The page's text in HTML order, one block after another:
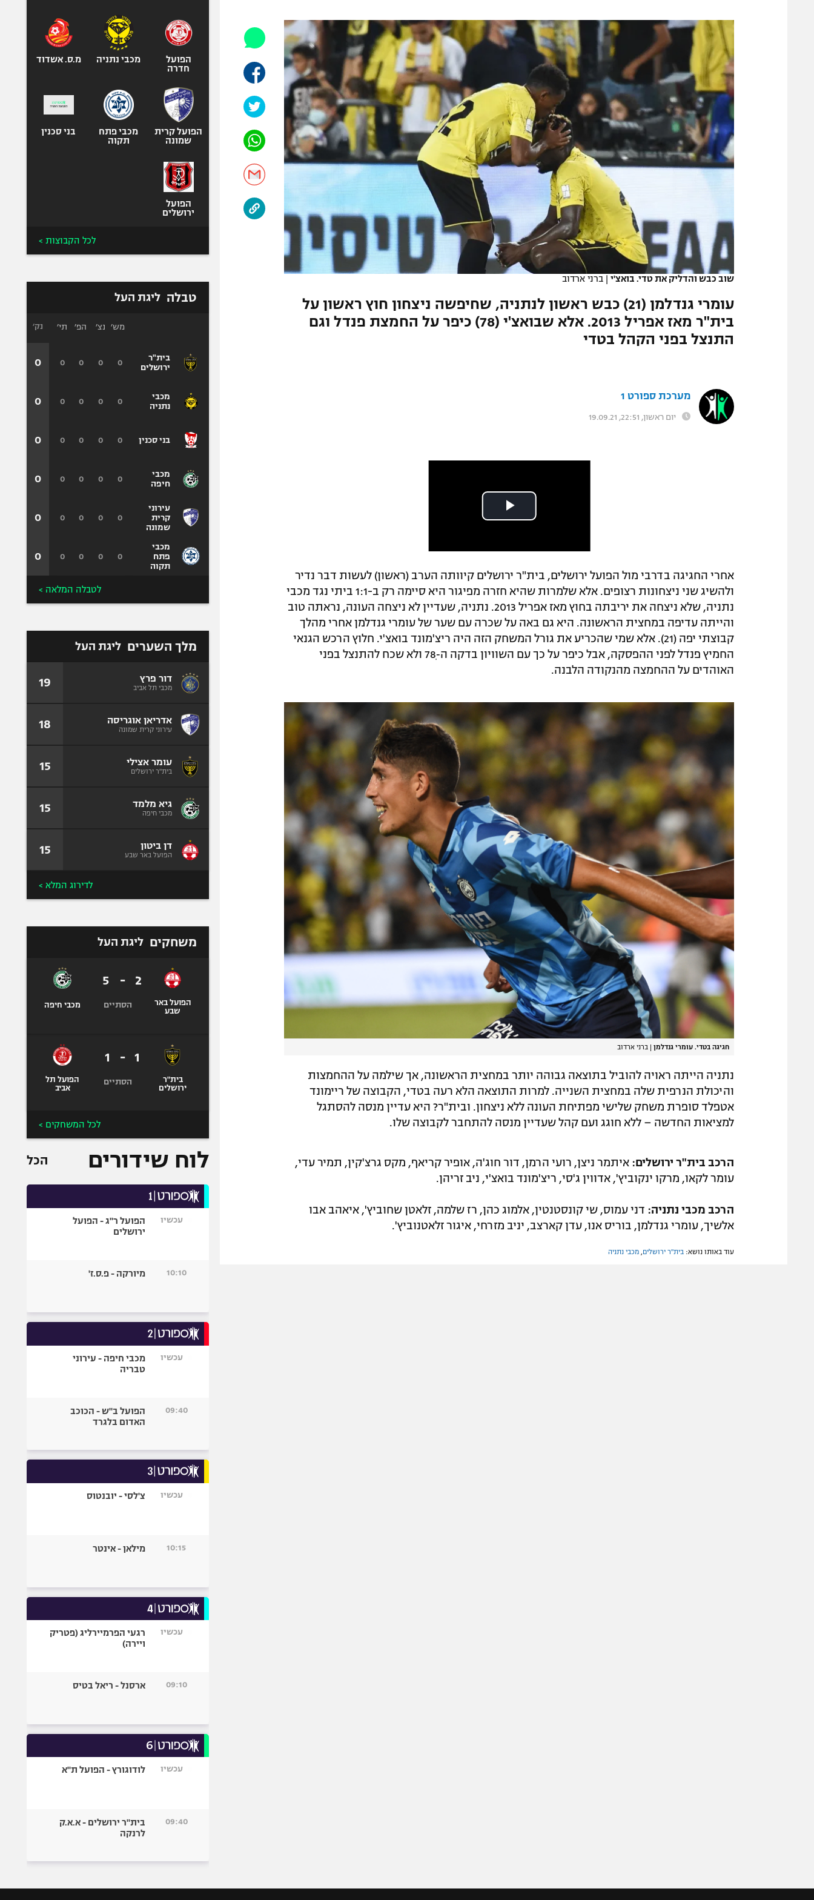
תקנון משתתפים וזוכים בפרסים
תקנון עבור פעילות אלקטרה
תקנון עבור פעילות ספורט 1 – "מרלן"
טניס
תנאי שימוש
מדיניות פרטיות
רשיון להקרנה פומבית לבית עסק
הצטרפות לחבילת הערוצים
לוח דרושים – ג'ובנט
המגזין
הפועל תל אביב
הפועל חיפה
הפועל באר שבע
מכבי נתניה
בני יהודה
ליגה סינית
ליגה ברזילאית
ליגות נוספות
אופניים
ספורט מוטורי
כדורמים
בייסבול MLB
ספורט אתגרי
אומנויות לחימה
שוב כבש והדליק את טדי. בואצ'י | ברני ארדוב
עומרי גנדלמן (21) כבש ראשון לנתניה, שחיפשה ניצחון חוץ ראשון על
בית"ר מאז אפריל 2013. אלא שבואצ'י (78) כיפר על החמצת פנדל וגם
התנצל בפני הקהל בטדי
מערכת ספורט 1
יום ראשון, 22:51, 19.09.21
אחרי החגיגה בדרבי מול הפועל ירושלים, בית"ר ירושלים קיוותה הערב (ראשון) לעשות דבר נדיר
ולהשיג שני ניצחונות רצופים. אלא שלמרות שהיא חזרה מפיגור היא סיימה רק ב-1:1 ביתי נגד מכבי
נתניה, שלא ניצחה את יריבתה בחוץ מאז אפריל 2013. נתניה, שעדיין לא ניצחה העונה, נראתה טוב
והייתה עדיפה במחצית הראשונה. היא גם באה על שכרה עם שער של עומרי גנדלמן אחרי מהלך
קבוצתי יפה (21). אלא שמי שהכריע את גורל המשחק הזה היה ריצ'מונד בואצ'י. חלוץ הרכש הגנאי
החמיץ פנדל לפני ההפסקה, אבל כיפר על כך עם השוויון בדקה ה-ֽ78 ולא שכח להתנצל בפני
האוהדים על ההחמצה מהנקודה הלבנה.
חגיגה בטדי. עומרי גנדלמן | ברני ארדוב
נתניה הייתה ראויה להוביל בתוצאה גבוהה יותר במחצית הראשונה, אך שילמה על ההחמצות
והיכולת הנרפית שלה במחצית השנייה. למרות התוצאה הלא רעה בטדי, הקבוצה של ריימונד
אטפלד סופרת משחק שלישי מפתיחת העונה ללא ניצחון. ובית"ר? היא עדיין מנסה להסתגל
למציאות החדשה – ללא חוגג ועם קהל שעדיין מנסה להתחבר לקבוצה שלו.
הרכב בית"ר ירושלים: איתמר ניצן, רועי הרמן, דור חוג'ה, אופיר קריאף, מקס גרצ'קין, תמיר עדי,
עומר לקאו, מרקו ינקוביץ', אדווין ג'סי, ריצ'מונד בואצ'י, ניב זריהן.
הרכב מכבי נתניה: דני עמוס, שי קונסטנטין, אלמוג כהן, רז שלמה, זלאטן שחוביץ', איאהב אבו
אלשיך, עומרי גנדלמן, בוריס אנו, עדן קארצב, יניב מזרחי, איגור זלאטנוביץ'.
עוד באותו נושא: בית"ר ירושלים מכבי נתניה
הפועל
חדרה
מכבי נתניה מ.ס. אשדוד
הפועל קרית
שמונה
מכבי פתח
תקוה
בני סכנין
הפועל
ירושלים
לכל הקבוצות >
טבלה ליגת העל
בית"ר
ירושלים
מכבי
נתניה
בני סכנין
מכבי
חיפה
עירוני
קרית
שמונה
מכבי
פתח
תקוה
מש׳ נצ׳ הפ׳ תי׳
0
0
0
0
0
0
0
0
0
0
0
0
0
0
0
0
0
0
0
0
0
0
0
0
נק׳
0
0
0
0
0
0
לטבלה המלאה >
מלך השערים ליגת העל
דור פרץ
מכבי תל אביב 19
אדריאן אוגריסה
עירוני קרית שמונה 18
עומר אצילי
בית"ר ירושלים 15
גיא מלמד
מכבי חיפה 15
דן ביטון
הפועל באר שבע 15
לדירוג המלא >
משחקים ליגת העל
הפועל באר
שבע
2
-
5
הסתיים מכבי חיפה
בית"ר
ירושלים
1
-
1
הסתיים
הפועל תל
אביב
לכל המשחקים >
לוח שידורים הכל
עכשיו
הפועל ר"ג - הפועל
ירושלים
10:10 מיורקה - פ.ס.ז'
עכשיו
מכבי חיפה - עירוני
טבריה
09:40
הפועל ב"ש - הכוכב
האדום בלגרד
עכשיו צ'לסי - יובנטוס
10:15 מילאן - אינטר
עכשיו
רגעי הפרמיירליג (פטריק
ויירה)
09:10 ארסנל - ריאל בטיס
עכשיו לודוגורץ - הפועל ת"א
09:40
בית"ר ירושלים - א.א.ק
לרנקה